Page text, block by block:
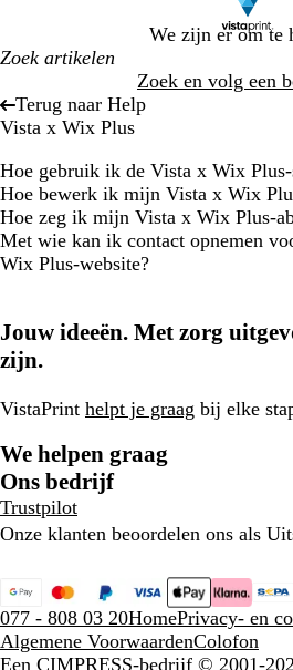
We zijn er om te
Zoek en volg een
Terug naar Help
Vista x Wix Plus
Hoe gebruik ik de Vista x Wix
Hoe bewerk ik mijn Vista x Wix
Hoe zeg ik mijn Vista x Wix Plus-
Met wie kan ik contact opnemen
Wix Plus-website?
Jouw ideeën. Met zorg
zijn.
VistaPrint helpt je graag bij elke
We helpen graag
Ons bedrijf
Trustpilot
Onze klanten beoordelen ons als
077 - 808 03 20HomePrivacy- en
Algemene VoorwaardenColofon
Een CIMPRESS-bedrijf © 2001-